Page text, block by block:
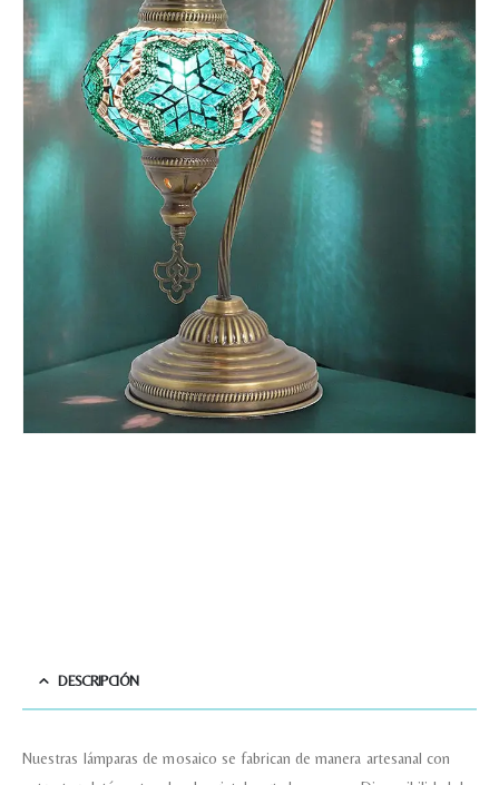
DESCRIPCIÓN
Nuestras lámparas de mosaico se fabrican de manera artesanal con